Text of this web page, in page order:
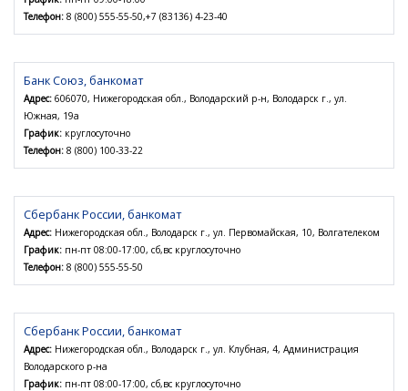
Телефон: 8 (800) 555-55-50,+7 (83136) 4-23-40
Банк Союз, банкомат
Адрес: 606070, Нижегородская обл., Володарский р-н, Володарск г., ул.
Южная, 19а
График: круглосуточно
Телефон: 8 (800) 100-33-22
Сбербанк России, банкомат
Адрес: Нижегородская обл., Володарск г., ул. Первомайская, 10, Волгателеком
График: пн-пт 08:00-17:00, сб,вс круглосуточно
Телефон: 8 (800) 555-55-50
Сбербанк России, банкомат
Адрес: Нижегородская обл., Володарск г., ул. Клубная, 4, Администрация
Володарского р-на
График: пн-пт 08:00-17:00, сб,вс круглосуточно